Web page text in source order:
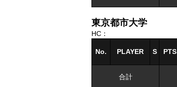
東京都市大学
HC：
No. PLAYER S PTS
合計